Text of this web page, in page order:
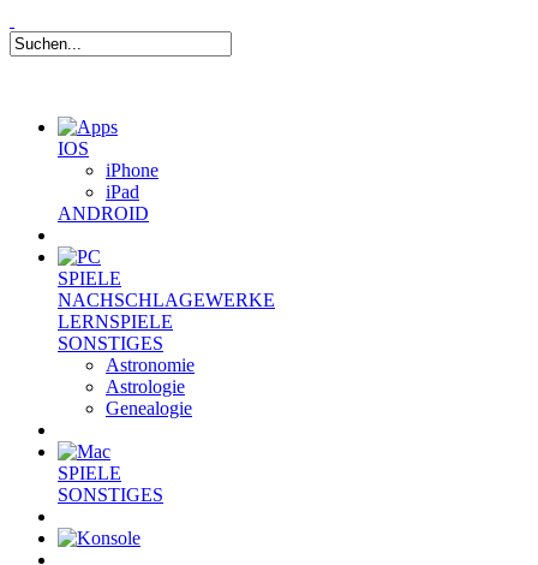
IOS
iPhone
iPad
ANDROID
SPIELE
NACHSCHLAGEWERKE
LERNSPIELE
SONSTIGES
Astronomie
Astrologie
Genealogie
SPIELE
SONSTIGES